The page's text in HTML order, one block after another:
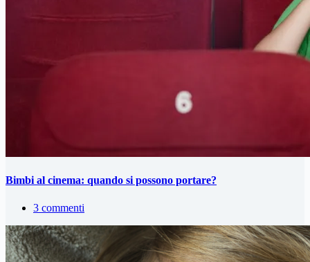
Bimbi al cinema: quando si possono portare?
3 commenti